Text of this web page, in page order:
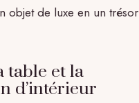
objet de luxe en un trésor
table et la
d’intérieur